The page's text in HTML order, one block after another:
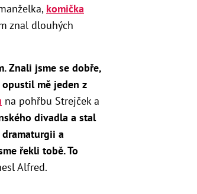
komička
znal dlouhých
Znali jsme se dobře,
mě jeden z
na pohřbu Strejček a
divadla a stal
a
řekli tobě. To
Alfred.